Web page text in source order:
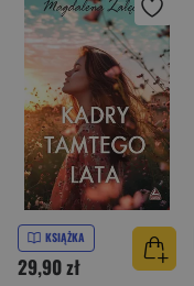
KSIĄŻKA
29,90 zł